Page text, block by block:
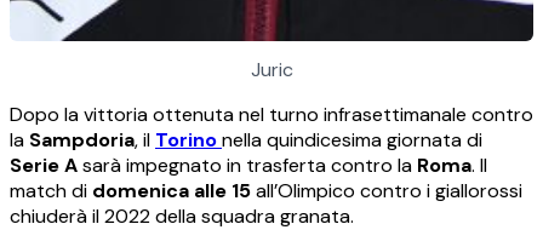
Juric
Dopo la vittoria ottenuta nel turno infrasettimanale contro
la Sampdoria, il Torinonella quindicesima giornata di
Serie Asarà impegnato in trasferta contro la Roma. Il
match di domenica alle 15all’Olimpico contro i giallorossi
chiuderà il 2022 della squadra granata.